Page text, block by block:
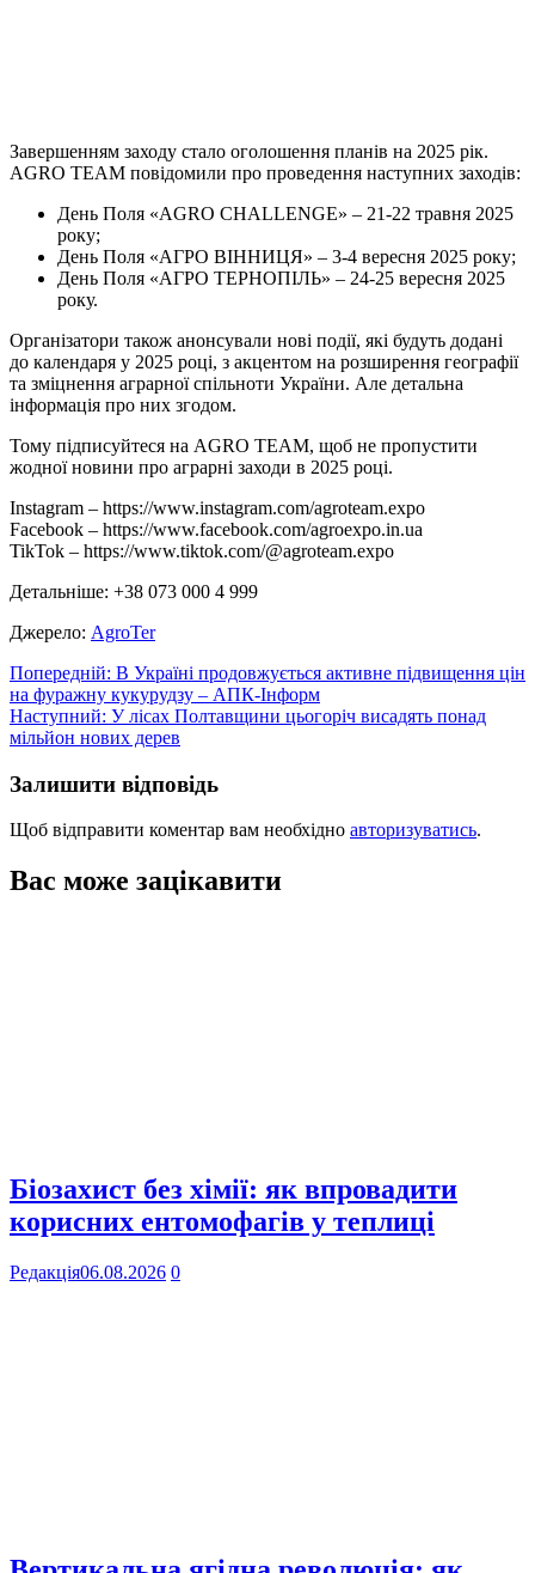
Завершенням заходу стало оголошення планів на 2025 рік.
AGRO TEAM повідомили про проведення наступних заходів:
День Поля «AGRO CHALLENGE» – 21-22 травня 2025
року;
День Поля «АГРО ВІННИЦЯ» – 3-4 вересня 2025 року;
День Поля «АГРО ТЕРНОПІЛЬ» – 24-25 вересня 2025
року.
Організатори також анонсували нові події, які будуть додані
до календаря у 2025 році, з акцентом на розширення географії
та зміцнення аграрної спільноти України. Але детальна
інформація про них згодом.
Тому підписуйтеся на AGRO TEAM, щоб не пропустити
жодної новини про аграрні заходи в 2025 році.
Instagram – https://www.instagram.com/agroteam.expo
Facebook – https://www.facebook.com/agroexpo.in.ua
TikTok – https://www.tiktok.com/@agroteam.expo
Детальніше: +38 073 000 4 999
Джерело: АgroTer
Навігація
записів
Попередній: В Україні продовжується активне підвищення цін
на фуражну кукурудзу – АПК-Інформ
Наступний: У лісах Полтавщини цьогоріч висадять понад
мільйон нових дерев
Залишити відповідь
Щоб відправити коментар вам необхідно авторизуватись.
Вас може зацікавити
Біозахист без хімії: як впровадити
корисних ентомофагів у теплиці
Редакція06.08.2026 0